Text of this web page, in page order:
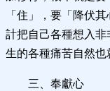
「住」，要「降伏
計把自己各種想入
生的各種痛苦自然也
三、奉獻心